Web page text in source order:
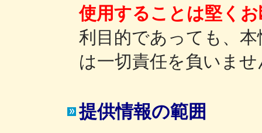
使用することは堅く
利目的であっても、
は一切責任を負いませ
提供情報の範囲